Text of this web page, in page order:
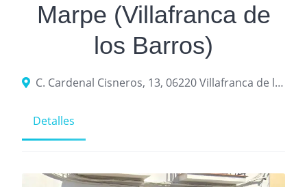
Marpe (Villafranca de
los Barros)
C. Cardenal Cisneros, 13, 06220 Villafranca de los Barros, Badajoz
Detalles